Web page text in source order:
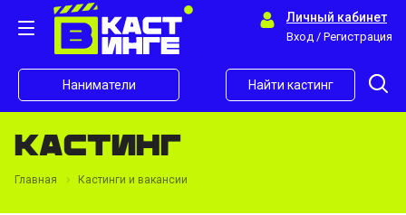
Личный кабинет
Вход / Регистрация
Наниматели Найти кастинг
Кастинг
Главная Кастинги и вакансии